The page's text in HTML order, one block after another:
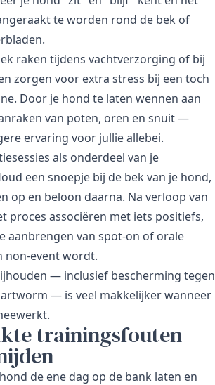
te worden rond de bek of
raken tijdens vachtverzorging of bij
zorgen voor extra stress bij een toch
Door je hond te laten wennen aan
van poten, oren en snuit —
ervaring voor jullie allebei.
als onderdeel van je
een snoepje bij de bek van je hond,
op en beloon daarna. Na verloop van
proces associëren met iets positiefs,
aanbrengen van spot-on of orale
non-event wordt.
— inclusief bescherming tegen
— is veel makkelijker wanneer
trainingsfouten
hond de ene dag op de bank laten en